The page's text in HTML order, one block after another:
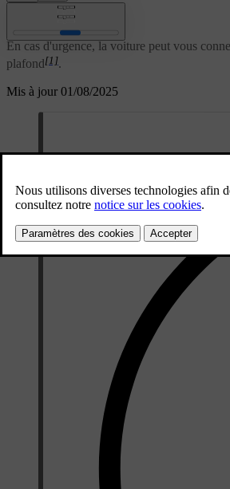
Mis à jour 01/08/2025
Aide d'urgence
En cas d'urgence, la voiture peut vous
plafond [1].